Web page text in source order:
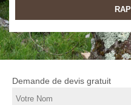
Demande de devis gratuit